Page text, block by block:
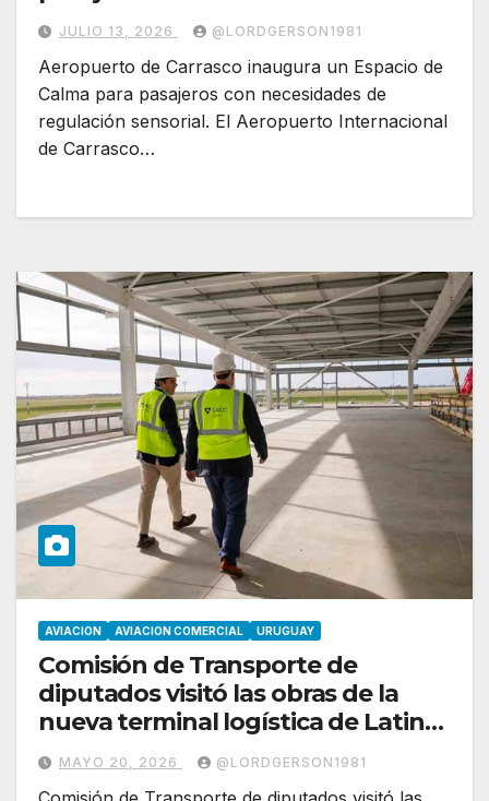
regulación sensorial
JULIO 13, 2026 @LORDGERSON1981
Aeropuerto de Carrasco inaugura un Espacio de
Calma para pasajeros con necesidades de
regulación sensorial. El Aeropuerto Internacional
de Carrasco…
AVIACION AVIACION COMERCIAL URUGUAY
Comisión de Transporte de
diputados visitó las obras de la
nueva terminal logística de Latin
America Cargo City
MAYO 20, 2026 @LORDGERSON1981